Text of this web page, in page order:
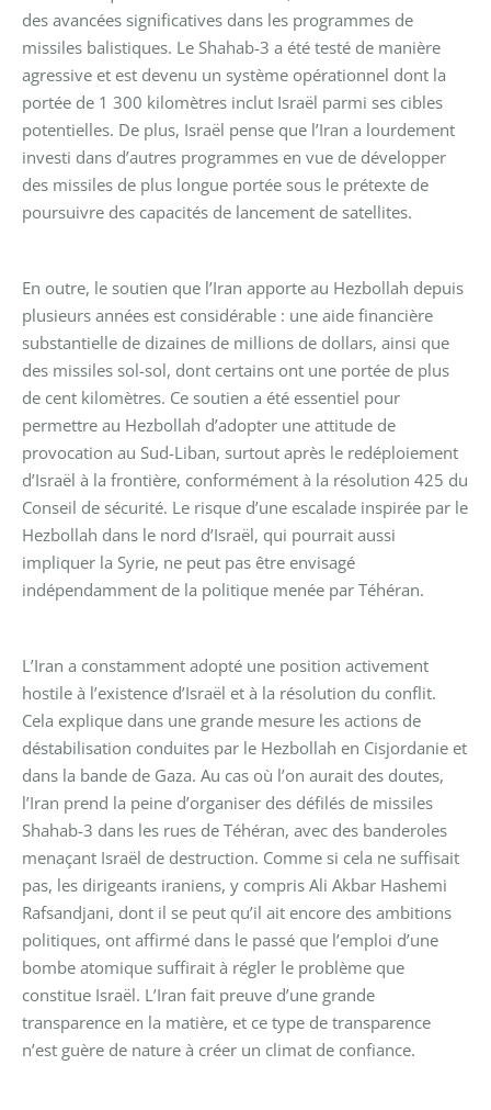
des avancées significatives dans les programmes de
missiles balistiques. Le Shahab-3 a été testé de manière
agressive et est devenu un système opérationnel dont la
portée de 1 300 kilomètres inclut Israël parmi ses cibles
potentielles. De plus, Israël pense que l’Iran a lourdement
investi dans d’autres programmes en vue de développer
des missiles de plus longue portée sous le prétexte de
poursuivre des capacités de lancement de satellites.
En outre, le soutien que l’Iran apporte au Hezbollah depuis
plusieurs années est considérable : une aide financière
substantielle de dizaines de millions de dollars, ainsi que
des missiles sol-sol, dont certains ont une portée de plus
de cent kilomètres. Ce soutien a été essentiel pour
permettre au Hezbollah d’adopter une attitude de
provocation au Sud-Liban, surtout après le redéploiement
d’Israël à la frontière, conformément à la résolution 425 du
Conseil de sécurité. Le risque d’une escalade inspirée par le
Hezbollah dans le nord d’Israël, qui pourrait aussi
impliquer la Syrie, ne peut pas être envisagé
indépendamment de la politique menée par Téhéran.
L’Iran a constamment adopté une position activement
hostile à l’existence d’Israël et à la résolution du conflit.
Cela explique dans une grande mesure les actions de
déstabilisation conduites par le Hezbollah en Cisjordanie et
dans la bande de Gaza. Au cas où l’on aurait des doutes,
l’Iran prend la peine d’organiser des défilés de missiles
Shahab-3 dans les rues de Téhéran, avec des banderoles
menaçant Israël de destruction. Comme si cela ne suffisait
pas, les dirigeants iraniens, y compris Ali Akbar Hashemi
Rafsandjani, dont il se peut qu’il ait encore des ambitions
politiques, ont affirmé dans le passé que l’emploi d’une
bombe atomique suffirait à régler le problème que
constitue Israël. L’Iran fait preuve d’une grande
transparence en la matière, et ce type de transparence
n’est guère de nature à créer un climat de confiance.